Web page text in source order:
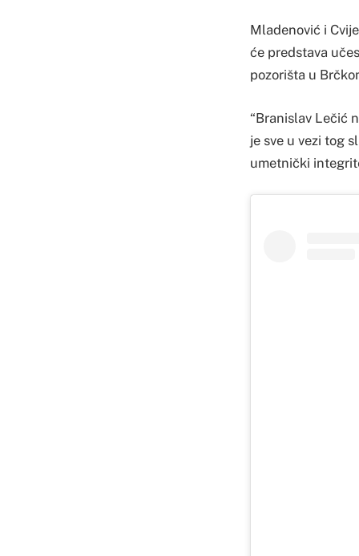
Mladenović i
će predstava
pozorišta u
“Branislav Lečić
je sve u vezi tog
umetnički